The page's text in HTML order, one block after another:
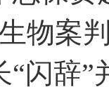
物案
闪辞”